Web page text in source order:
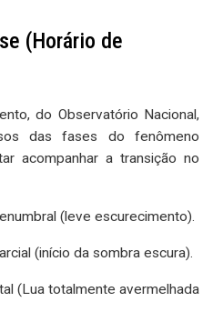
(Horário de
do Observatório Nacional,
das fases do fenômeno
acompanhar a transição no
(leve escurecimento).
(início da sombra escura).
(Lua totalmente avermelhada